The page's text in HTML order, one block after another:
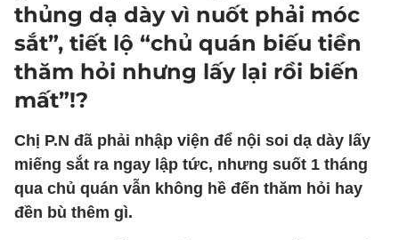
thủng dạ dày vì nuốt phải móc
sắt”, tiết lộ “chủ quán biếu tiền
thăm hỏi nhưng lấy lại rồi biến
mất”!?
Chị P.N đã phải nhập viện để nội soi dạ dày lấy
miếng sắt ra ngay lập tức, nhưng suốt 1 tháng
qua chủ quán vẫn không hề đến thăm hỏi hay
đền bù thêm gì.